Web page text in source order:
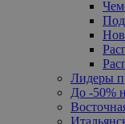
Лидеры
До -50%